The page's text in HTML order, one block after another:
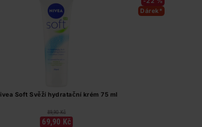
Dárek*
Soft Svěží hydratační krém 75 ml
89,90 Kč
69,90 Kč